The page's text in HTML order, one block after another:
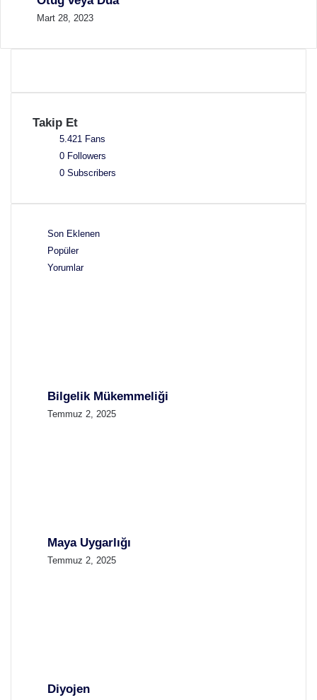
Mart 28, 2023
Takip Et
5.421 Fans
0 Followers
0 Subscribers
Son Eklenen
Popüler
Yorumlar
Bilgelik Mükemmeliği
Temmuz 2, 2025
Maya Uygarlığı
Temmuz 2, 2025
Diyojen